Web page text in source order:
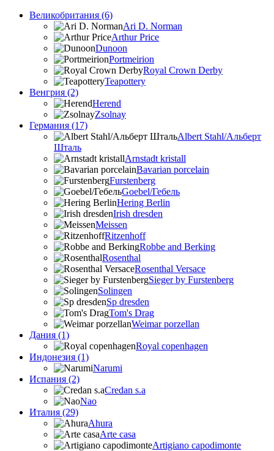
Великобритания (6)
Ari D. Norman
Arthur Price
Dunoon
Portmeirion
Royal Crown Derby
Teapottery
Венгрия (2)
Herend
Zsolnay
Германия (17)
Albert Stahl/Альбеpт
Шталь
Arnstadt kristall
Bavarian porcelain
Furstenberg
Goebel/Гебель
Hering Berlin
Irish dresden
Meissen
Ritzenhoff
Robbe and Berking
Rosenthal
Rosenthal Versace
Sieger by Furstenberg
Solingen
Sp dresden
Tom's Drag
Weimar porzellan
Дания (1)
Royal copenhagen
Индонезия (1)
Narumi
Испания (2)
Credan s.a
Nao
Италия (29)
Ahura
Arte casa
Artigiano capodimonte